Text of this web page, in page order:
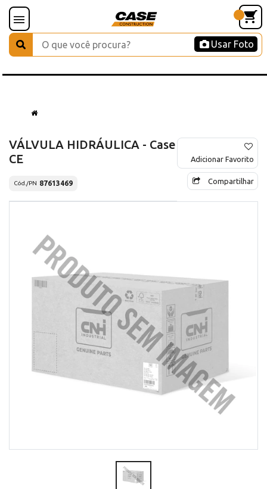
Usar Foto
VÁLVULA HIDRÁULICA - Case
CE
Cód./PN 87613469
Adicionar Favorito
Compartilhar